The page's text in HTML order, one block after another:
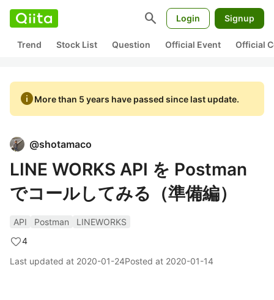
search Login Signup
Trend Stock List Question Official Event Official
infoMore than 5 years have passed since last update.
@shotamaco
LINE WORKS API を Postman
でコールしてみる（準備編）
API Postman
LINEWORKS
4
Last updated at 2020-01-24Posted at 2020-01-14